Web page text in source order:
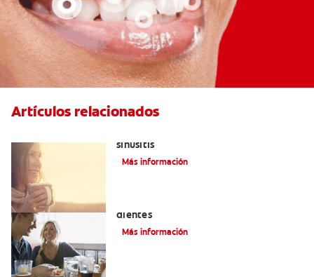
Artículos relacionados
sinusitis
Más información
dientes
Más información